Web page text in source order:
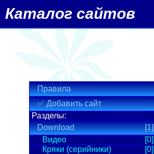
Каталог сайтов
Правила
✅ Добавить сайт
Разделы:
Download
[1]
Видео
[0]
Кряки (серийники)
[0]